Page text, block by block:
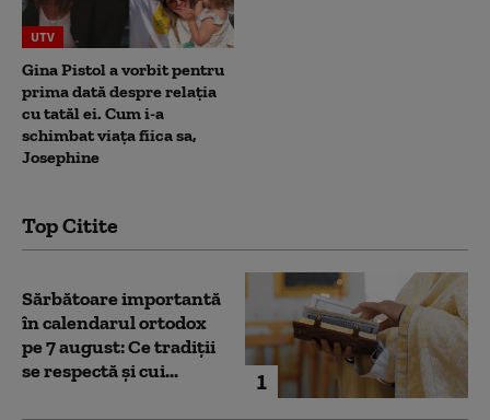
UTV
Gina Pistol a vorbit pentru
prima dată despre relația
cu tatăl ei. Cum i-a
schimbat viața fiica sa,
Josephine
Top Citite
1
Sărbătoare importantă
în calendarul ortodox
pe 7 august: Ce tradiții
se respectă și cui...